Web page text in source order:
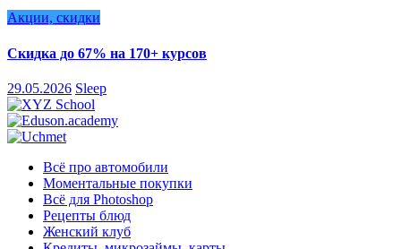
Акции, скидки
Скидка до 67% на 170+ курсов
29.05.2026 Sleep
Всё про автомобили
Моментальные покупки
Всё для Photoshop
Рецепты блюд
Женский клуб